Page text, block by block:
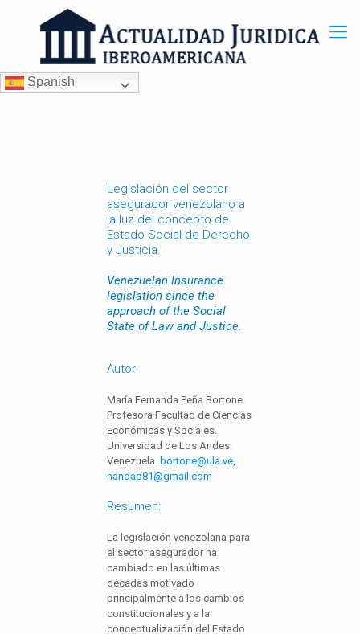
Spanish
Legislación del sector
asegurador venezolano a
la luz del concepto de
Estado Social de Derecho
y Justicia.
Venezuelan Insurance
legislation since the
approach of the Social
State of Law and Justice.
Autor:
María Fernanda Peña Bortone.
Profesora Facultad de Ciencias
Económicas y Sociales.
Universidad de Los Andes.
Venezuela. bortone@ula.ve
nandap81@gmail.com
Resumen:
La legislación venezolana para
el sector asegurador ha
cambiado en las últimas
décadas motivado
principalmente a los cambios
constitucionales y a la
conceptualización del Estado